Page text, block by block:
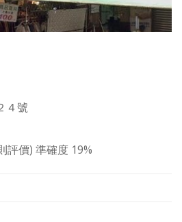
４號
評價) 準確度 19%